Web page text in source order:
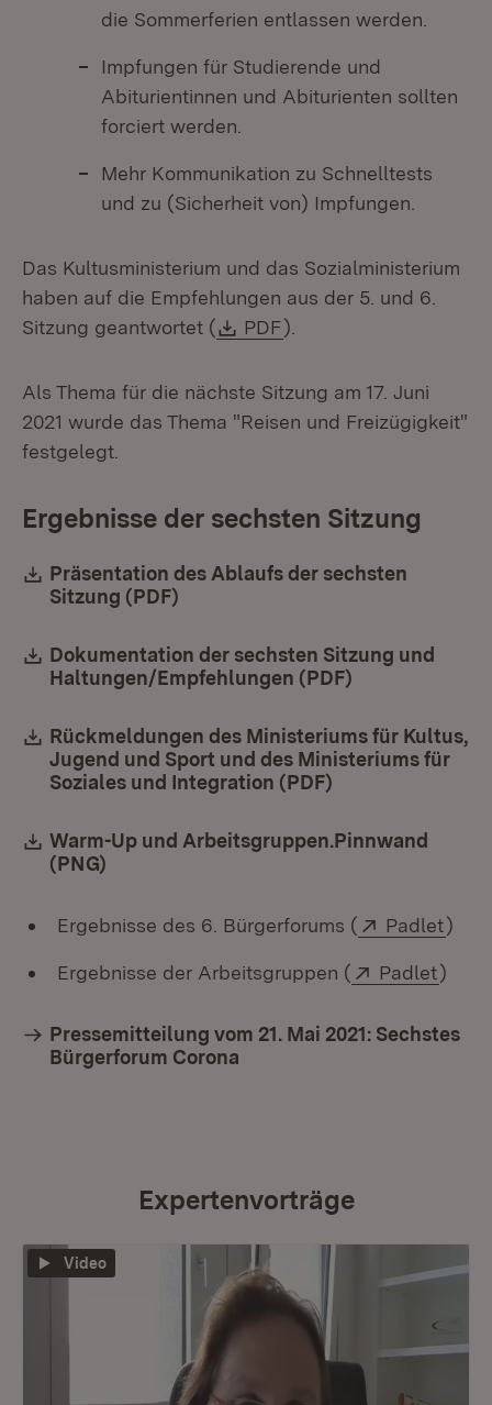
die Sommerferien entlassen werden.
Impfungen für Studierende und
Abiturientinnen und Abiturienten sollten
forciert werden.
Mehr Kommunikation zu Schnelltests
und zu (Sicherheit von) Impfungen.
Das Kultusministerium und das Sozialministerium
haben auf die Empfehlungen aus der 5. und 6.
Sitzung geantwortet (
Download:
PDF(Öffnet in neuem
).
Als Thema für die nächste Sitzung am 17. Juni
2021 wurde das Thema "Reisen und Freizügigkeit"
festgelegt.
Ergebnisse der sechsten Sitzung
Download:
Präsentation des Ablaufs der sechsten
Sitzung (PDF)
Download:
Dokumentation der sechsten Sitzung und
Haltungen/Empfehlungen (PDF)
Download:
Rückmeldungen des Ministeriums für Kultus,
Jugend und Sport und des Ministeriums für
Soziales und Integration (PDF)
Download:
Warm-Up und Arbeitsgruppen.Pinnwand
(PNG)
Ergebnisse des 6. Bürgerforums ( Extern:
Padlet)
Ergebnisse der Arbeitsgruppen ( Extern:
Padlet)
Pressemitteilung vom 21. Mai 2021: Sechstes
Bürgerforum Corona
Expertenvorträge
Video